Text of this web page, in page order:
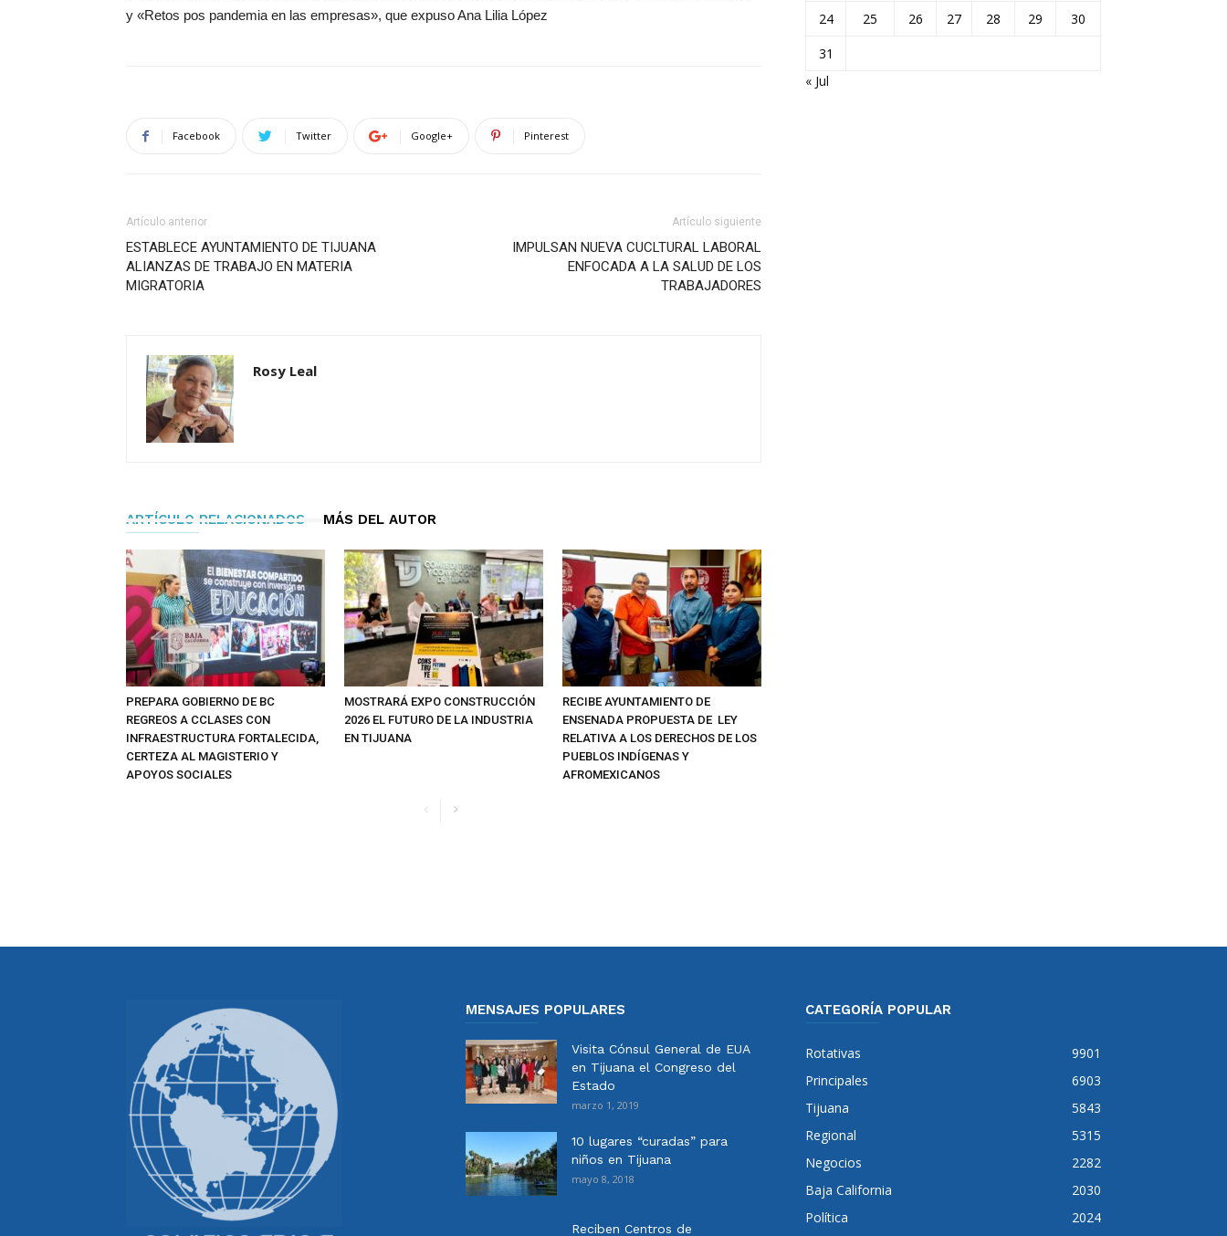
y «Retos pos pandemia en las empresas», que expuso Ana Lilia López
Facebook Twitter Google+ Pinterest
Artículo anterior
ESTABLECE AYUNTAMIENTO DE TIJUANA
ALIANZAS DE TRABAJO EN MATERIA
MIGRATORIA
Artículo siguiente
IMPULSAN NUEVA CUCLTURAL LABORAL
ENFOCADA A LA SALUD DE LOS
TRABAJADORES
Rosy Leal
ARTÍCULO RELACIONADOS MÁS DEL AUTOR
PREPARA GOBIERNO DE BC
REGREOS A CCLASES CON
INFRAESTRUCTURA FORTALECIDA,
CERTEZA AL MAGISTERIO Y
APOYOS SOCIALES
MOSTRARÁ EXPO CONSTRUCCIÓN
2026 EL FUTURO DE LA INDUSTRIA
EN TIJUANA
RECIBE AYUNTAMIENTO DE
ENSENADA PROPUESTA DE LEY
RELATIVA A LOS DERECHOS DE LOS
PUEBLOS INDÍGENAS Y
AFROMEXICANOS
24
25 26 27 28 29
30
31
« Jul
MENSAJES POPULARES
Visita Cónsul General de EUA
en Tijuana el Congreso del
Estado
marzo 1, 2019
10 lugares “curadas” para
niños en Tijuana
mayo 8, 2018
Reciben Centros de
CATEGORÍA POPULAR
Rotativas
9901
Principales
6903
Tijuana
5843
Regional
5315
Negocios
2282
Baja California
2030
Política
2024